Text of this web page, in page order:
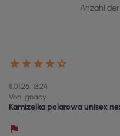
Anzahl
11.01.26, 13:24
Von Ignacy
Kamizelka polarowa unisex